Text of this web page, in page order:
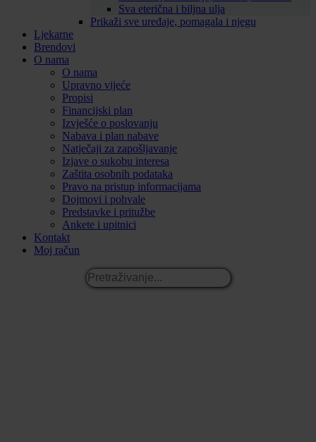
Sva eterična i biljna ulja
Prikaži sve uređaje, pomagala i njegu
Ljekarne
Brendovi
O nama
O nama
Upravno vijeće
Propisi
Financijski plan
Izvješće o poslovanju
Nabava i plan nabave
Natječaji za zapošljavanje
Izjave o sukobu interesa
Zaštita osobnih podataka
Pravo na pristup informacijama
Dojmovi i pohvale
Predstavke i pritužbe
Ankete i upitnici
Kontakt
Moj račun
Pretraživanje...